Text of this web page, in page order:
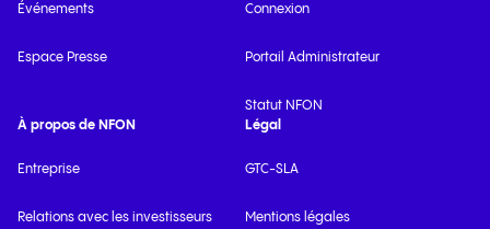
Événements
Espace Presse
Connexion
Portail Administrateur
Statut NFON
À propos de NFON
Entreprise
Relations avec les investisseurs
Légal
GTC-SLA
Mentions légales